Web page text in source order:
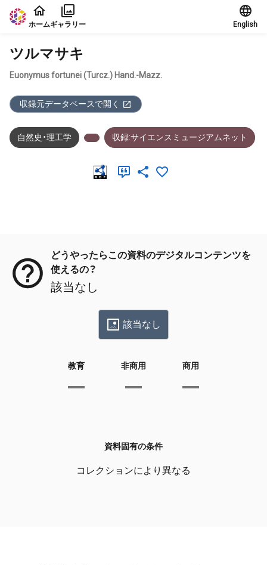
本文に飛ぶ
ホームギャラリー English
ツルマサキ
Euonymus fortunei (Turcz.) Hand.-Mazz.
収録元データベースで開く
自然史・理工学 収録:サイエンスミュージアムネット
どうやったらこの資料のデジタルコンテンツを
使えるの？
該当なし
該当なし
教育 非商用 商用
資料固有の条件
コレクションにより異なる